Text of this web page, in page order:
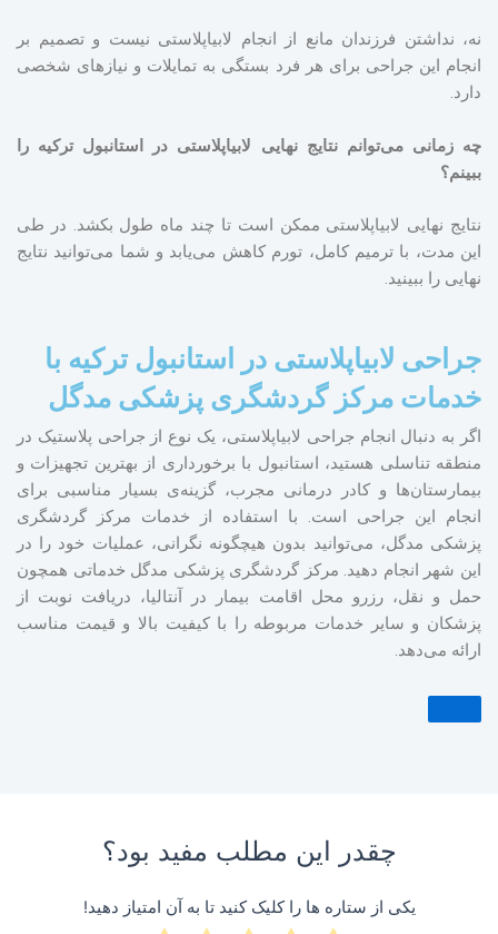
نه، نداشتن فرزندان مانع از انجام لابیاپلاستی نیست و تصمیم بر
انجام این جراحی برای هر فرد بستگی به تمایلات و نیازهای شخصی
دارد.
چه زمانی می‌توانم نتایج نهایی لابیاپلاستی در استانبول ترکیه را
ببینم؟
نتایج نهایی لابیاپلاستی ممکن است تا چند ماه طول بکشد. در طی
این مدت، با ترمیم کامل، تورم کاهش می‌یابد و شما می‌توانید نتایج
نهایی را ببینید.
جراحی لابیاپلاستی در استانبول ترکیه با
خدمات مرکز گردشگری پزشکی مدگل
اگر به دنبال انجام جراحی لابیاپلاستی، یک نوع از جراحی پلاستیک در
منطقه تناسلی هستید، استانبول با برخورداری از بهترین تجهیزات و
بیمارستان‌ها و کادر درمانی مجرب، گزینه‌ی بسیار مناسبی برای
انجام این جراحی است. با استفاده از خدمات مرکز گردشگری
پزشکی مدگل، می‌توانید بدون هیچگونه نگرانی، عملیات خود را در
این شهر انجام دهید. مرکز گردشگری پزشکی مدگل خدماتی همچون
حمل و نقل، رزرو محل اقامت بیمار در آنتالیا، دریافت نوبت از
پزشکان و سایر خدمات مربوطه را با کیفیت بالا و قیمت مناسب
ارائه می‌دهد.
چقدر این مطلب مفید بود؟
یکی از ستاره ها را کلیک کنید تا به آن امتیاز دهید!